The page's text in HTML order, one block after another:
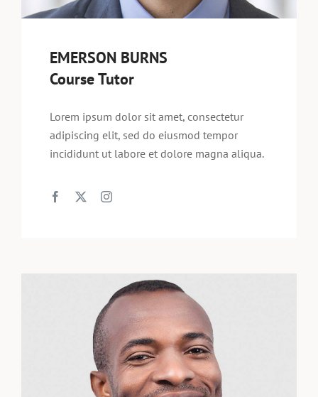
EMERSON BURNS
Course Tutor
Lorem ipsum dolor sit amet, consectetur
adipiscing elit, sed do eiusmod tempor
incididunt ut labore et dolore magna aliqua.